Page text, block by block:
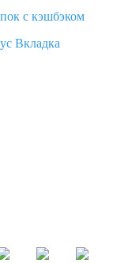
с кэшбэком
Вкладка